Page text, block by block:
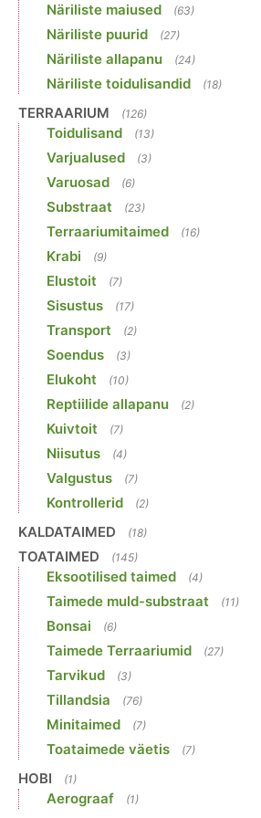
Näriliste maiused (63)
Näriliste puurid (27)
Näriliste allapanu (24)
Näriliste toidulisandid (18)
TERRAARIUM (126)
Toidulisand (13)
Varjualused (3)
Varuosad (6)
Substraat (23)
Terraariumitaimed (16)
Krabi (9)
Elustoit (7)
Sisustus (17)
Transport (2)
Soendus (3)
Elukoht (10)
Reptiilide allapanu (2)
Kuivtoit (7)
Niisutus (4)
Valgustus (7)
Kontrollerid (2)
KALDATAIMED (18)
TOATAIMED (145)
Eksootilised taimed (4)
Taimede muld-substraat (11)
Bonsai (6)
Taimede Terraariumid (27)
Tarvikud (3)
Tillandsia (76)
Minitaimed (7)
Toataimede väetis (7)
HOBI (1)
Aerograaf (1)